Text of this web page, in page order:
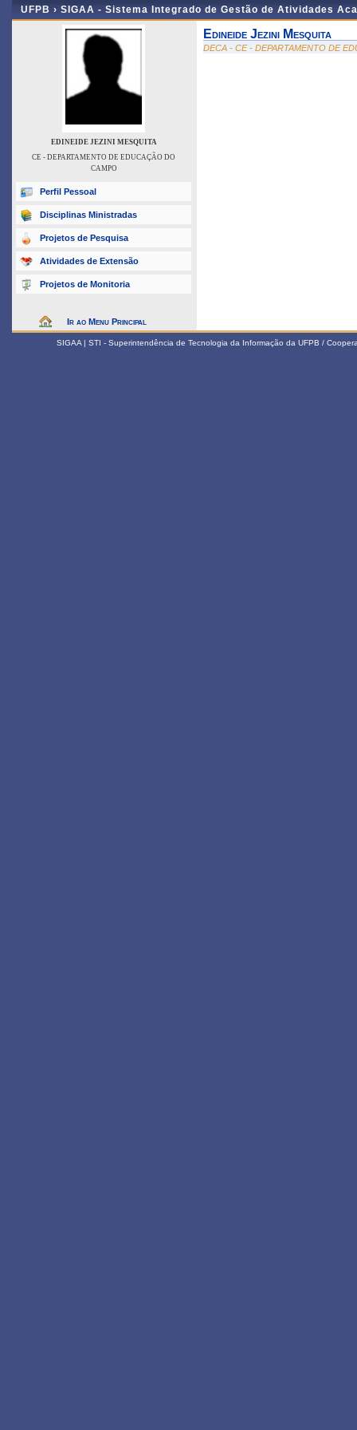
UFPB › SIGAA - Sistema Integrado de Gestão de Atividades
EDINEIDE JEZINI MESQUITA
CE - DEPARTAMENTO DE EDUCAÇÃO DO
CAMPO
Perfil Pessoal
Disciplinas Ministradas
Projetos de Pesquisa
Atividades de Extensão
Projetos de Monitoria
Ir ao Menu Principal
Edineide Jezini Mesquita
DECA - CE - DEPARTAMENTO DE
SIGAA | STI - Superintendência de Tecnologia da Informação da UFPB /